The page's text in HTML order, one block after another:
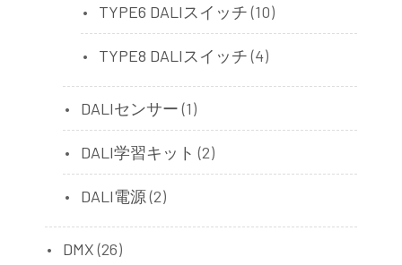
TYPE6 DALIスイッチ (10)
TYPE8 DALIスイッチ (4)
DALIセンサー (1)
DALI学習キット (2)
DALI電源(2)
DMX (26)